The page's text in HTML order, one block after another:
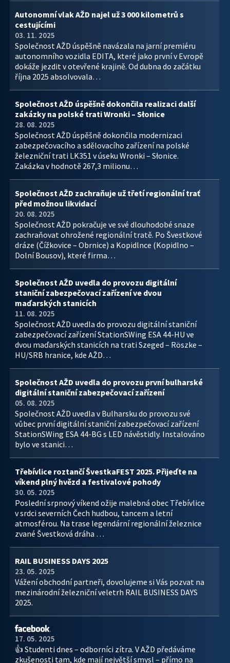
Autonomní vlak AŽD najel už 3 000 kilometrů s
cestujícími
03. 11. 2025
Společnost AŽD úspěšně navázala na jarní premiéru
autonomního vozidla EDITA, které jako první v Evropě
dokáže jezdit v otevřené krajině. Od dubna do začátku
října 2025 absolvovala…
Společnost AŽD úspěšně dokončila realizaci další
zakázky na polské trati Wronki – Słonice
28. 08. 2025
Společnost AŽD úspěšně dokončila modernizaci
zabezpečovacího a sdělovacího zařízení na polské
železniční trati LK351 v úseku Wronki – Słonice.
Zakázka v hodnotě 267,3 milionu…
Společnost AŽD zachraňuje už třetí regionální trať
před možnou likvidací
20. 08. 2025
Společnost AŽD pokračuje ve své dlouhodobé snaze
zachraňovat ohrožené regionální tratě. Po Švestkové
dráze (Čížkovice – Obrnice) a Kopidlnce (Kopidlno –
Dolní Bousov), které firma…
Společnost AŽD uvedla do provozu digitální
staniční zabezpečovací zařízení ve dvou
maďarských stanicích
11. 08. 2025
Společnost AŽD uvedla do provozu digitální staniční
zabezpečovací zařízení StationSWing ESA 44-HU ve
dvou maďarských stanicích na trati Szeged – Röszke –
HU/SRB hranice, kde AŽD…
Společnost AŽD uvedla do provozu první bulharské
digitální staniční zabezpečovací zařízení
05. 08. 2025
Společnost AŽD uvedla v Bulharsku do provozu své
vůbec první digitální staniční zabezpečovací zařízení
StationSWing ESA 44-BG s LED návěstidly. Instalováno
bylo ve stanici…
Třebívlice roztančí ŠvestkaFEST 2025. Přijeďte na
víkend plný hvězd a festivalové pohody
30. 05. 2025
Poslední srpnový víkend ožije malebná obec Třebívlice
v srdci severních Čech hudbou, tancem a letní
atmosférou. Na trase legendární regionální železnice
zvané Švestková dráha …
RAIL BUSINESS DAYS 2025
23. 05. 2025
Vážení obchodní partneři, dovolujeme si Vás pozvat na
mezinárodní železniční veletrh RAIL BUSINESS DAYS
2025.
17. 05. 2025
👍 Studenti dnes – odborníci zítra. V AŽD předáváme
zkušenosti tam, kde mají největší smysl – přímo na